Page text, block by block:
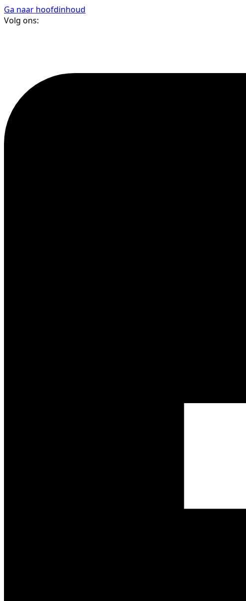
Ga naar hoofdinhoud
Volg ons: